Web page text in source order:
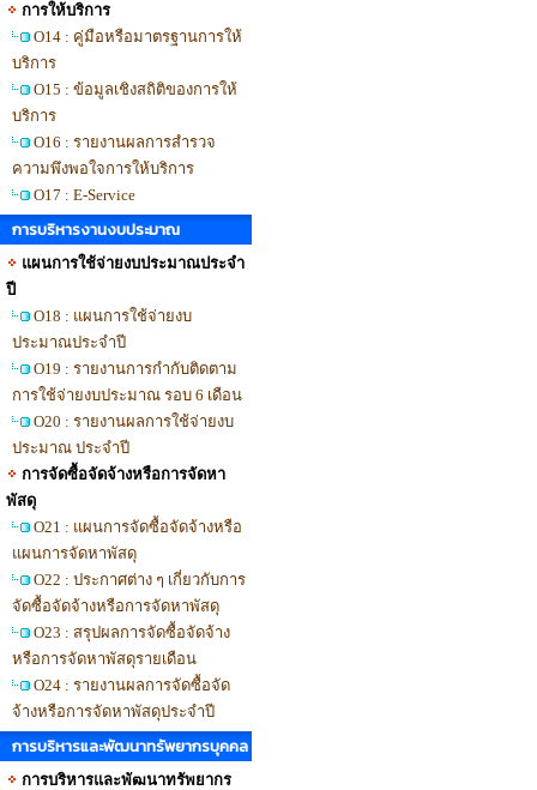
การให้บริการ
O14 : คู่มือหรือมาตรฐานการให้
บริการ
O15 : ข้อมูลเชิงสถิติของการให้
บริการ
O16 : รายงานผลการสำรวจ
ความพึงพอใจการให้บริการ
O17 : E-Service
การบริหารงานงบประมาณ
แผนการใช้จ่ายงบประมาณประจำ
ปี
O18 : แผนการใช้จ่ายงบ
ประมาณประจำปี
O19 : รายงานการกำกับติดตาม
การใช้จ่ายงบประมาณ รอบ 6 เดือน
O20 : รายงานผลการใช้จ่ายงบ
ประมาณ ประจำปี
การจัดซื้อจัดจ้างหรือการจัดหา
พัสดุ
O21 : แผนการจัดซื้อจัดจ้างหรือ
แผนการจัดหาพัสดุ
O22 : ประกาศต่าง ๆ เกี่ยวกับการ
จัดซื้อจัดจ้างหรือการจัดหาพัสดุ
O23 : สรุปผลการจัดซื้อจัดจ้าง
หรือการจัดหาพัสดุรายเดือน
O24 : รายงานผลการจัดซื้อจัด
จ้างหรือการจัดหาพัสดุประจำปี
การบริหารและพัฒนาทรัพยากรบุคคล
การบริหารและพัฒนาทรัพยากร